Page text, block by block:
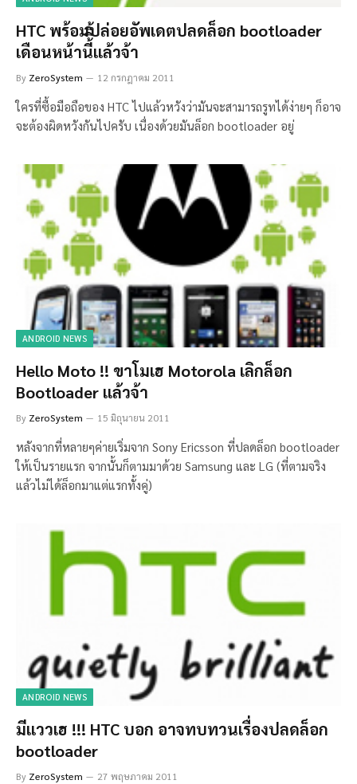
HTC พร้อมปล่อยอัพเดตปลดล็อก bootloader
เดือนหน้านี้ิิ้แล้วจ้า
By ZeroSystem 12 กรกฎาคม 2011
ใครที่ซื้อมือถือของ HTC ไปแล้วหวังว่ามันจะสามารถรูทได้ง่ายๆ ก็อาจ
จะต้องผิดหวังกันไปครับ เนื่องด้วยมันล็อก bootloader อยู่
ANDROID NEWS
Hello Moto !! ขาโมเฮ Motorola เลิกล็อก
Bootloader แล้วจ้า
By ZeroSystem 15 มิถุนายน 2011
หลังจากที่หลายๆค่ายเริ่มจาก Sony Ericsson ที่ปลดล็อก bootloader
ให้เป็นรายแรก จากนั้นก็ตามมาด้วย Samsung และ LG (ที่ตามจริง
แล้วไม่ได้ล็อกมาแต่แรกทั้งคู่)
ANDROID NEWS
มีแววเฮ !!! HTC บอก อาจทบทวนเรื่องปลดล็อก
bootloader
By ZeroSystem 27 พฤษภาคม 2011